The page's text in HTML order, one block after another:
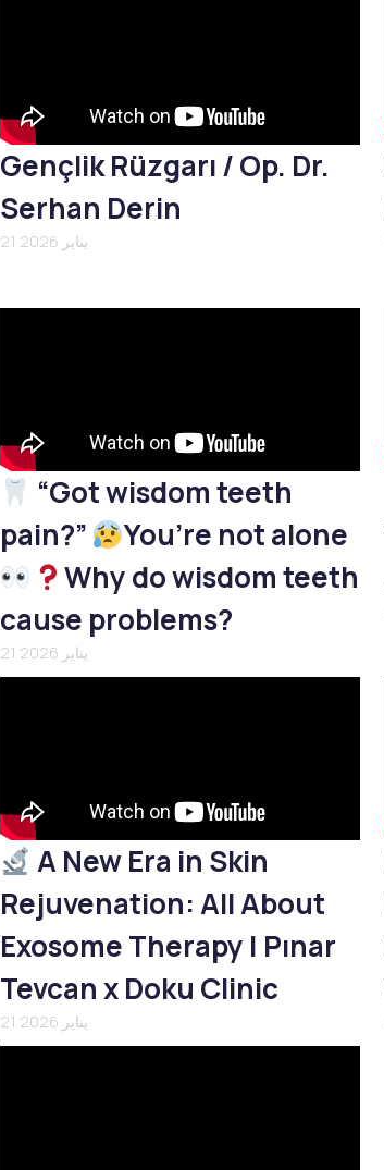
Gençlik Rüzgarı / Op. Dr.
Serhan Derin
21 يناير 2026
“Got wisdom teeth
pain?”
You’re not alone
Why do wisdom teeth
cause problems?
21 يناير 2026
A New Era in Skin
Rejuvenation: All About
Exosome Therapy | Pınar
Tevcan x Doku Clinic
21 يناير 2026